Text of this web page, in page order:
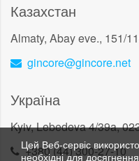
Казахстан
Almaty, Abay eve., 151/
gincore@gincore.net
Україна
Kyiv, Lebedeva 4/39a,
+380 (44) 300-27-10
Цей Веб-сервіс
необхідні для